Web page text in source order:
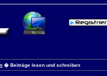
� Beiträge lesen und schreiben